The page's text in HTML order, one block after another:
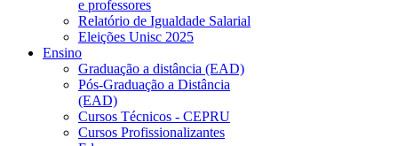
e professores
Relatório de Igualdade Salarial
Eleições Unisc 2025
Ensino
Graduação a distância (EAD)
Pós-Graduação a Distância
(EAD)
Cursos Técnicos - CEPRU
Cursos Profissionalizantes